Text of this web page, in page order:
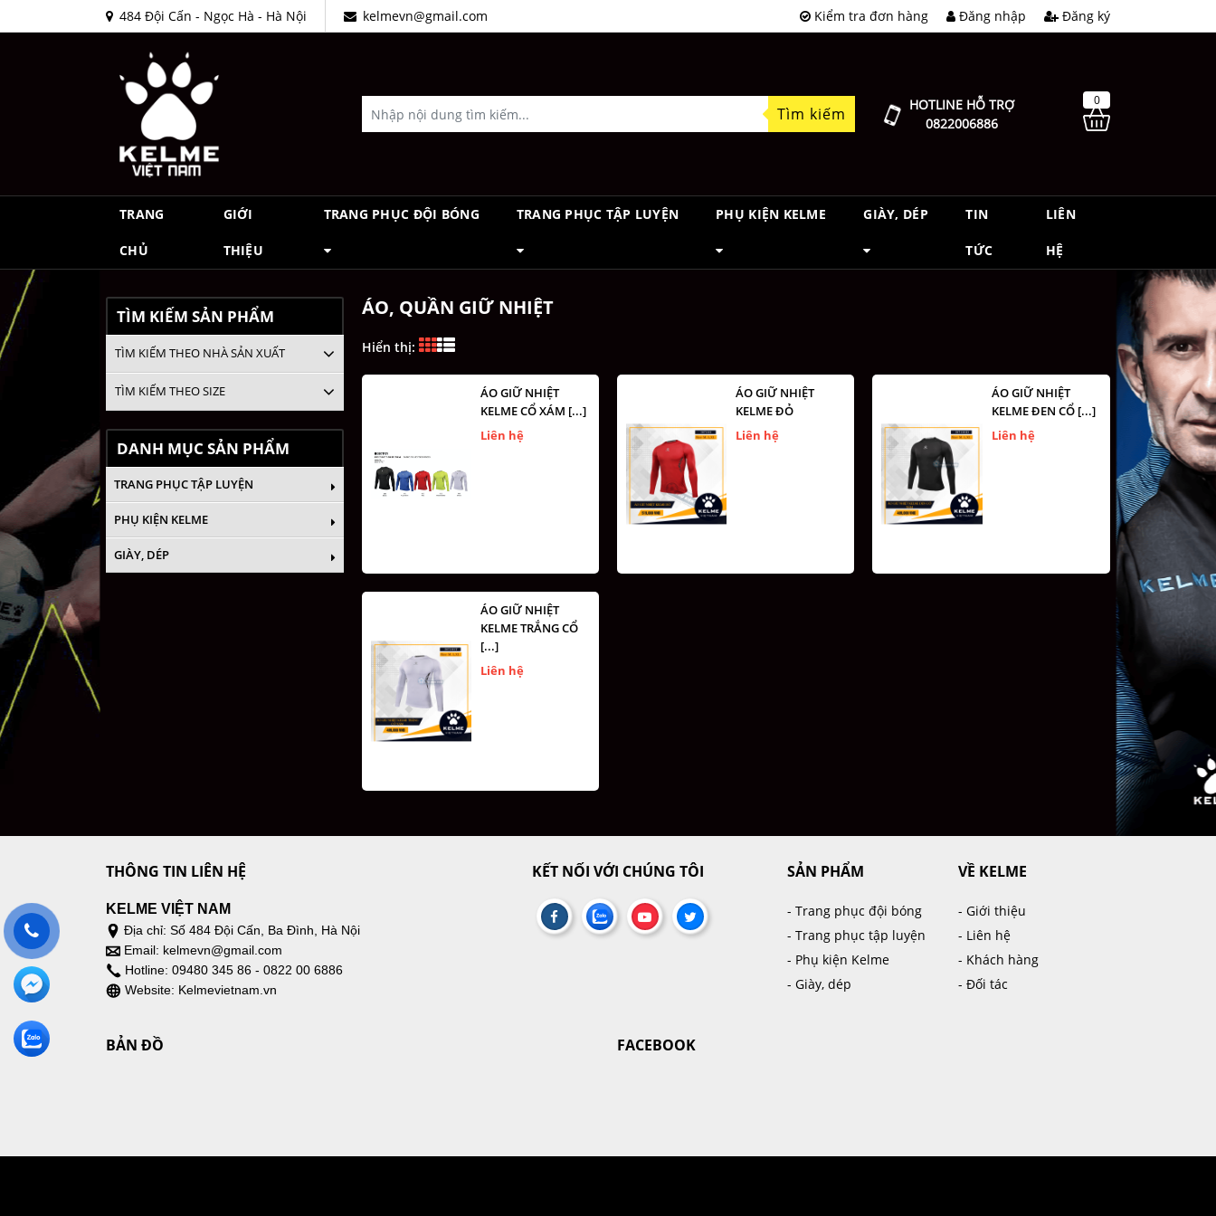
484 Đội Cấn - Ngọc Hà - Hà Nội kelmevn@gmail.com Kiểm tra đơn hàng Đăng nhập Đăng ký
Tìm kiếm
HOTLINE HỖ TRỢ
0822006886
0
TRANG
CHỦ
GIỚI
THIỆU
TRANG PHỤC ĐỘI BÓNG TRANG PHỤC TẬP LUYỆN PHỤ KIỆN KELME GIÀY, DÉP TIN
TỨC
LIÊN
HỆ
TÌM KIẾM SẢN PHẨM
TÌM KIẾM THEO NHÀ SẢN XUẤT
TÌM KIẾM THEO SIZE
DANH MỤC SẢN PHẨM
TRANG PHỤC TẬP LUYỆN
PHỤ KIỆN KELME
GIÀY, DÉP
ÁO, QUẦN GIỮ NHIỆT
Hiển thị:
ÁO GIỮ NHIỆT
KELME CỔ XÁM [...]
Liên hệ
ÁO GIỮ NHIỆT
KELME ĐỎ
Liên hệ
ÁO GIỮ NHIỆT
KELME ĐEN CỔ [...]
Liên hệ
ÁO GIỮ NHIỆT
KELME TRẮNG CỔ
[...]
Liên hệ
THÔNG TIN LIÊN HỆ
KELME VIỆT NAM
Địa chỉ: Số 484 Đội Cấn, Ba Đình, Hà Nội
Email: kelmevn@gmail.com
​Hotline: 09480 345 86 - 0822 00 6886
Website: Kelmevietnam.vn
KẾT NỐI VỚI CHÚNG TÔI SẢN PHẨM
- Trang phục đội bóng
- Trang phục tập luyện
- Phụ kiện Kelme
- Giày, dép
VỀ KELME
- Giới thiệu
- Liên hệ
- Khách hàng
- Đối tác
BẢN ĐỒ FACEBOOK